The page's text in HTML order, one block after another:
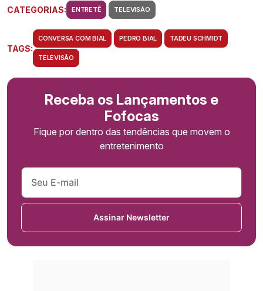
CATEGORIAS: ENTRETÊ TELEVISÃO
TAGS:
CONVERSA COM BIAL PEDRO BIAL TADEU SCHMIDT
TELEVISÃO
Receba os Lançamentos e
Fofocas
Fique por dentro das tendências que movem o
entretenimento
Assinar Newsletter